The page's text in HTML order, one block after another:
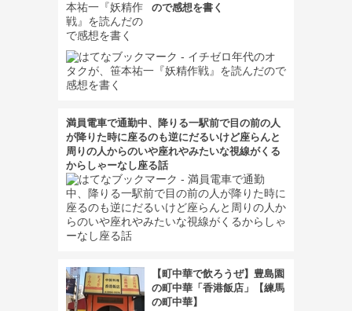
ので感想を書く
満員電車で通勤中、降りる一駅前で目の前の人
が降りた時に座るのも逆にだるいけど座らんと
周りの人からのいや座れやみたいな視線がくる
からしゃーなし座る話
【町中華で飲ろうぜ】豊島園
の町中華「香港飯店」【練馬
の町中華】